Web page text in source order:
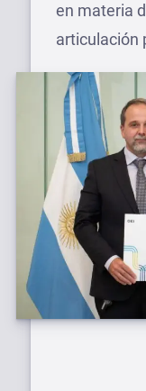
en materia
articulación